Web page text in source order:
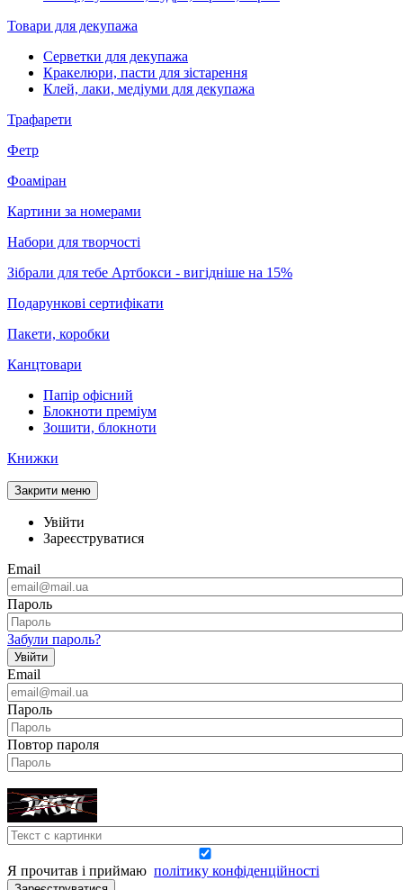
Товари для декупажа
Серветки для декупажа
Кракелюри, пасти для зістарення
Клей, лаки, медіуми для декупажа
Трафарети
Фетр
Фоаміран
Картини за номерами
Набори для творчості
Зібрали для тебе Артбокси - вигідніше на 15%
Подарункові сертифікати
Пакети, коробки
Канцтовари
Папір офісний
Блокноти преміум
Зошити, блокноти
Книжки
Закрити меню
Увійти
Зареєструватися
Email
Пароль
Забули пароль?
Увійти
Email
Пароль
Повтор пароля
Я прочитав і приймаю політику конфіденційності